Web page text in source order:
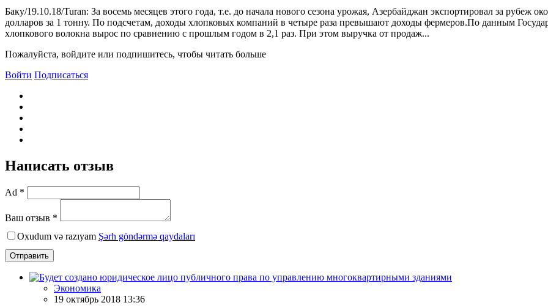
Баку/19.10.18/Turan: За восемь месяцев этого года, т.е. до начала нового сезона урожая, Азербайджан экспортировал за рубеж
долларов за 1 тонну. По подсчетам, доходы хлопковых компаний в четыре раза превышают доходы фермеров.По данным
хлопкового волокна вырос по сравнению с прошлым годом в 2,1 раз. При этом выручка от продаж...
Пожалуйста, войдите или подпишитесь, чтобы читать больше
Войти Подписаться
Написать отзыв
Ad *
Ваш отзыв *
Oxudum və razıyam Şərh göndərmə qaydaları
Отправить
Экономика
19 октябрь 2018 13:36